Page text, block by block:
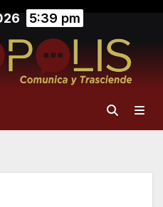
5:39 pm